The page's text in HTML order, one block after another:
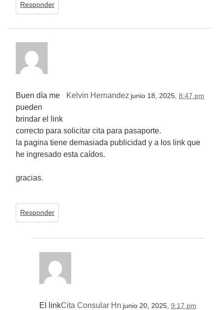
Responder
Kelvin Hernandez junio 18, 2025, 8:47 pm
Buen día me
pueden
brindar el link
correcto para solicitar cita para pasaporte.
la pagina tiene demasiada publicidad y a los link que
he ingresado esta caídos.
gracias.
Responder
Cita Consular Hn junio 20, 2025, 9:17 pm
El link